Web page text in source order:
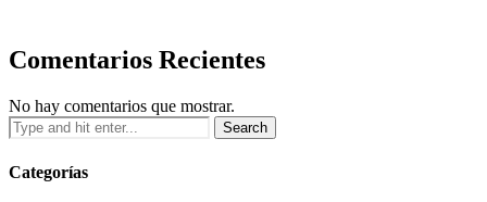
Comentarios Recientes
No hay comentarios que mostrar.
Categorías